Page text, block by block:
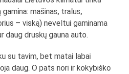
mašinas, tralus,
– viską) neveltui gaminama
daug druskų gauna auto.
su tavim, bet matai labai
daug. O pats nori ir kokybiško